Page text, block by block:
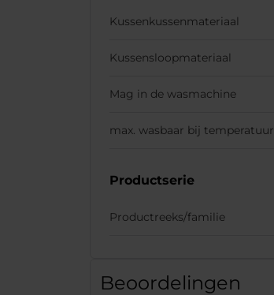
Kussenkussenmateriaal
Kussensloopmateriaal
Mag in de wasmachine
max. wasbaar bij temperatuur
Productserie
Productreeks/familie
Beoordelingen